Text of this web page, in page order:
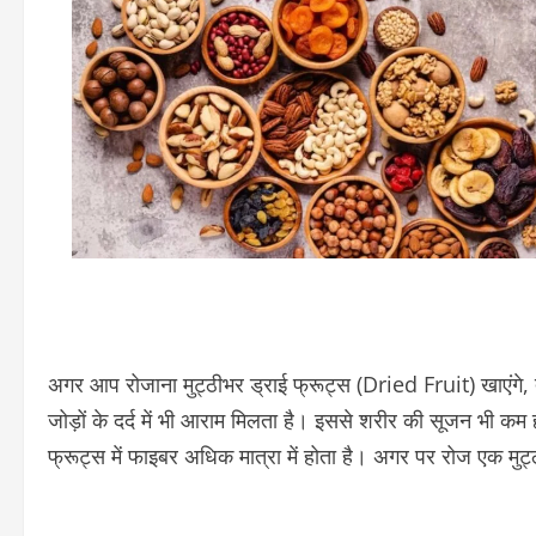
अगर आप रोजाना मुट्ठीभर ड्राई फ्रूट्स (Dried Fruit)
जोड़ों के दर्द में भी आराम मिलता है। इससे शरीर की सूजन भी
फ्रूट्स में फाइबर अधिक मात्रा में होता है। अगर पर रोज एक